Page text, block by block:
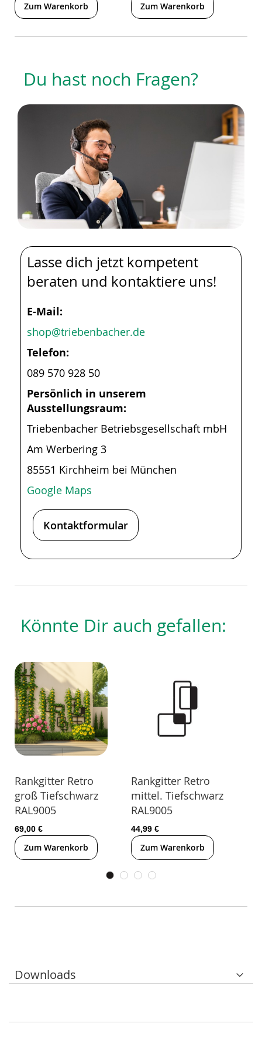
Zum Warenkorb Zum Warenkorb
Du hast noch Fragen?
Lasse dich jetzt kompetent
beraten und kontaktiere uns!
E-Mail:
shop@triebenbacher.de
Telefon:
089 570 928 50
Persönlich in unserem
Ausstellungsraum:
Triebenbacher Betriebsgesellschaft mbH
Am Werbering 3
85551 Kirchheim bei München
Google Maps
Kontaktformular
Könnte Dir auch gefallen:
Rankgitter Retro
groß Tiefschwarz
RAL9005
69,00 €
Zum Warenkorb
Rankgitter Retro
mittel. Tiefschwarz
RAL9005
44,99 €
Zum Warenkorb
Downloads